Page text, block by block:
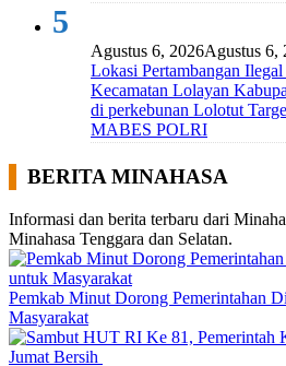
5
Agustus 6, 2026Agustus 6,
Lokasi Pertambangan
Kecamatan Lolayan
di perkebunan Lolotut
MABES POLRI
BERITA MINAHASA
Informasi dan berita terbaru dari
Minahasa Tenggara dan Selatan.
Pemkab Minut Dorong Pemerintahan
Masyarakat